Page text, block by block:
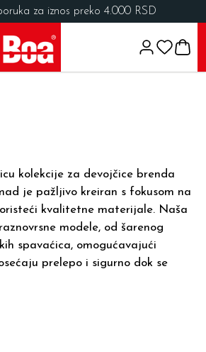
za iznos preko 4.000 RSD
kolekcije za devojčice brenda
je pažljivo kreiran s fokusom na
kvalitetne materijale. Naša
modele, od šarenog
spavaćica, omogućavajući
prelepo i sigurno dok se